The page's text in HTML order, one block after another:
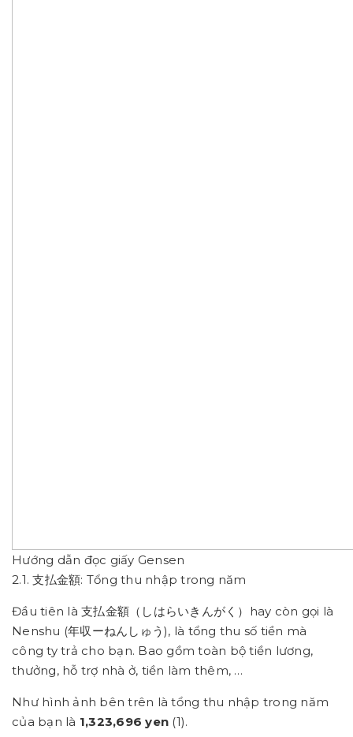
Hướng dẫn đọc giấy Gensen
2.1. 支払金額: Tổng thu nhập trong năm
Đầu tiên là 支払金額（しはらいきんがく）hay còn gọi là
Nenshu (年収ーねんしゅう), là tổng thu số tiền mà
công ty trả cho bạn. Bao gồm toàn bộ tiền lương,
thưởng, hỗ trợ nhà ở, tiền làm thêm, …
Như hình ảnh bên trên là tổng thu nhập trong năm
của bạn là 1,323,696 yen (1).